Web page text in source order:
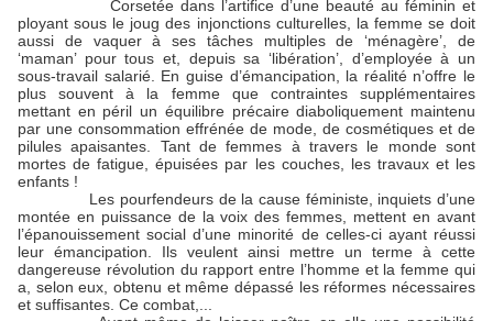
Corsetée dans l’artifice d’une beauté au féminin et
ployant sous le joug des injonctions culturelles, la femme se doit
aussi de vaquer à ses tâches multiples de ‘ménagère’, de
‘maman’ pour tous et, depuis sa ‘libération’, d’employée à un
sous-travail salarié. En guise d’émancipation, la réalité n’offre le
plus souvent à la femme que contraintes supplémentaires
mettant en péril un équilibre précaire diaboliquement maintenu
par une consommation effrénée de mode, de cosmétiques et de
pilules apaisantes. Tant de femmes à travers le monde sont
mortes de fatigue, épuisées par les couches, les travaux et les
enfants !
Les pourfendeurs de la cause féministe, inquiets d’une
montée en puissance de la voix des femmes, mettent en avant
l’épanouissement social d’une minorité de celles-ci ayant réussi
leur émancipation. Ils veulent ainsi mettre un terme à cette
dangereuse révolution du rapport entre l’homme et la femme qui
a, selon eux, obtenu et même dépassé les réformes nécessaires
et suffisantes. Ce combat,...